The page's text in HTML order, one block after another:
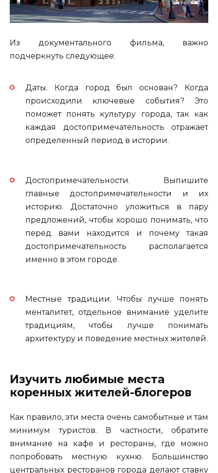
Из документального фильма, важно
подчеркнуть следующее:
Даты. Когда город был основан? Когда
происходили ключевые события? Это
поможет понять культуру города, так как
каждая достопримечательность отражает
определенный период в истории.
Достопримечательности. Выпишите
главные достопримечательности и их
историю. Достаточно уложиться в пару
предложений, чтобы хорошо понимать, что
перед вами находится и почему такая
достопримечательность располагается
именно в этом городе.
Местные традиции. Чтобы лучше понять
менталитет, отдельное внимание уделите
традициям, чтобы лучше понимать
архитектуру и поведение местных жителей.
Изучить любимые места
коренных жителей-блогеров
Как правило, эти места очень самобытные и там
минимум туристов. В частности, обратите
внимание на кафе и рестораны, где можно
попробовать местную кухню. Большинство
центральных ресторанов города делают ставку